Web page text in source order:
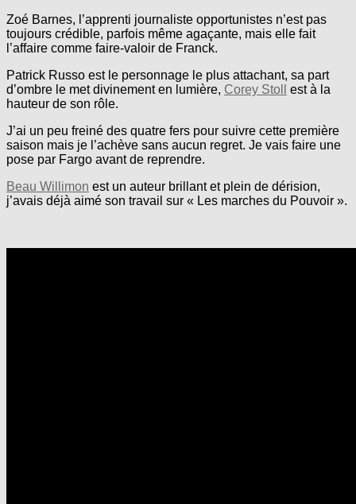
Zoé Barnes, l’apprenti journaliste opportunistes n’est pas
toujours crédible, parfois même agaçante, mais elle fait
l’affaire comme faire-valoir de Franck.
Patrick Russo est le personnage le plus attachant, sa part
d’ombre le met divinement en lumière, Corey Stoll
est à la
hauteur de son rôle.
J’ai un peu freiné des quatre fers pour suivre cette première
saison mais je l’achève sans aucun regret. Je vais faire une
pose par Fargo avant de reprendre.
Beau Willimon est un auteur brillant et plein de dérision,
j’avais déjà aimé son travail sur « Les marches du Pouvoir ».